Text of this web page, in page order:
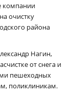
компании
очистку
района
Нагин,
от снега и
пешеходных
поликлиникам.